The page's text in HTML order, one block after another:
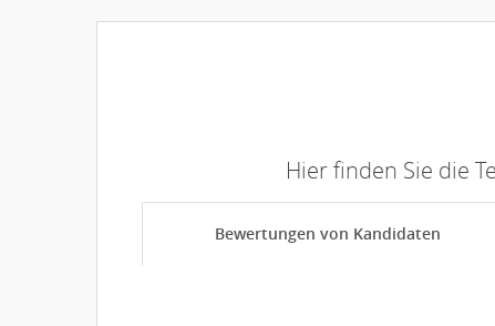
Hier finden Sie die
Bewertungen von Kandidaten